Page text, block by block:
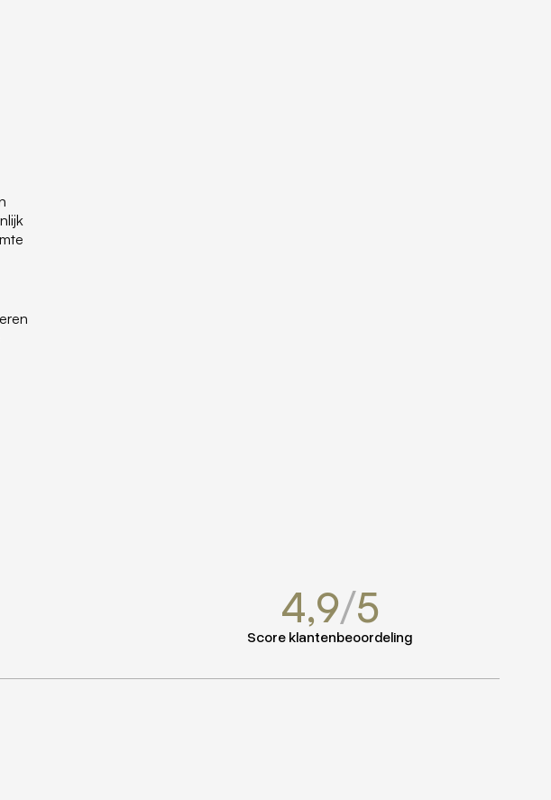
4,9/5
Score klantenbeoordeling